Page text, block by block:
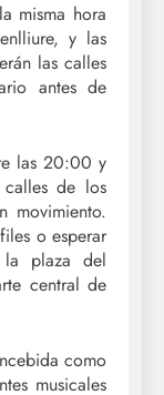
misma hora
y las
las calles
antes de
las 20:00 y
de los
movimiento.
o esperar
plaza del
central de
como
musicales